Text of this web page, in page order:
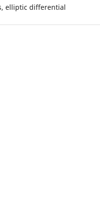
elliptic differential